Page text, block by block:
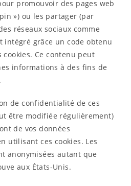
promouvoir des pages web
») ou les partager (par
réseaux sociaux comme
intégré grâce un code obtenu
Ce contenu peut
informations à des fins de
de confidentialité de ces
être modifiée régulièrement)
de vos données
utilisant ces cookies. Les
anonymisées autant que
aux États-Unis.